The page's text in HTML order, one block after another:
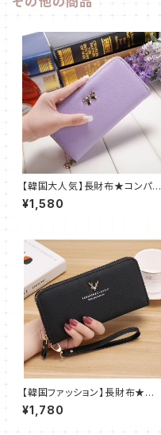
【韓国大人気】長財布★コンパク
ト★リボンが可愛い★レディー
ス★パープル@
¥1,580
【韓国ファッション】長財布★コ
ンパクト★オシャレで可愛い★レ
ディース★ブラック@
¥1,780